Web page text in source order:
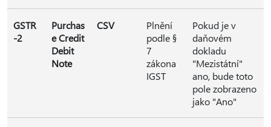
GSTR
-2
Purchas
e Credit
Debit
Note
CSV
Plnění
podle §
7
zákona
IGST
Pokud je v
daňovém
dokladu
"Mezistátní"
ano, bude toto
pole zobrazeno
jako "Ano"